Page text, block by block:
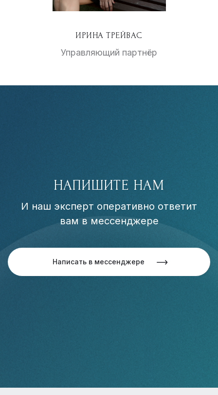
ИРИНА ТРЕЙВАС
Управляющий партнёр
НАПИШИТЕ НАМ
И наш эксперт оперативно ответит
вам в мессенджере
Написать в мессенджере